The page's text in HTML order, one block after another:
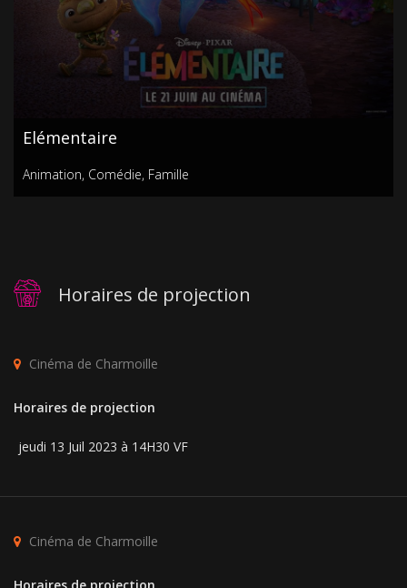
Elémentaire
Animation, Comédie, Famille
Horaires de projection
Cinéma de Charmoille
Horaires de projection
jeudi 13 Juil 2023 à 14H30 VF
Cinéma de Charmoille